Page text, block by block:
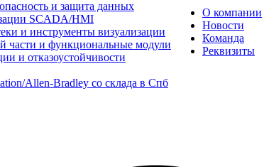
и защита данных
SCADA/HMI
и инструменты визуализации
части и функциональные модули
и отказоустойчивости
Allen-Bradley со склада в Спб
О компании
Новости
Команда
Реквизиты